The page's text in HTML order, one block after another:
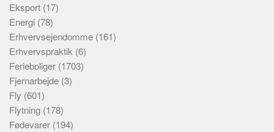
Eksport (17)
Energi (78)
Erhvervsejendomme (161)
Erhvervspraktik (6)
Ferieboliger (1703)
Fjernarbejde (3)
Fly (601)
Flytning (178)
Fødevarer (194)